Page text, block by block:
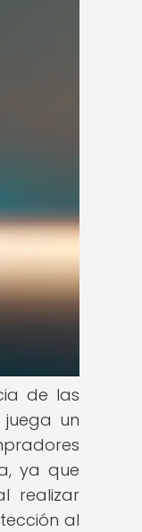
de las
un
ya que
realizar
al